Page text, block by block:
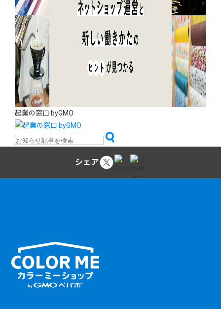
起業の窓口 byGMO
シェア